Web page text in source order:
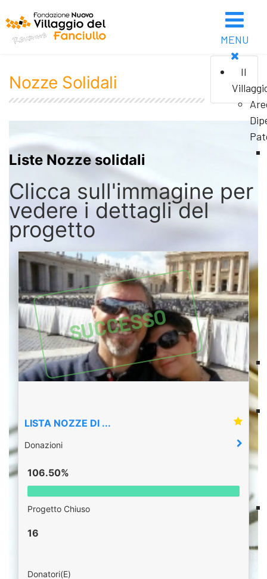
MENU
Il
Nozze Solidali
Liste Nozze solidali
Clicca sull'immagine per
vedere i dettagli del
progetto
SUCCESSO
LISTA NOZZE DI ...
Donazioni
106.50%
Progetto Chiuso
16
Donatori(e)